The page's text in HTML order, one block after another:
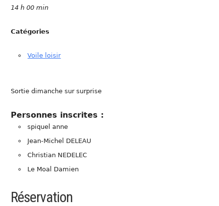
14 h 00 min
Catégories
Voile loisir
Sortie dimanche sur surprise
Personnes inscrites :
spiquel anne
Jean-Michel DELEAU
Christian NEDELEC
Le Moal Damien
Réservation